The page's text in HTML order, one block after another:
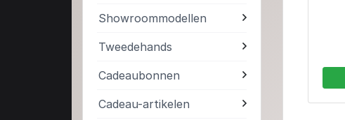
Showroommodellen
Tweedehands
Cadeaubonnen
Cadeau-artikelen